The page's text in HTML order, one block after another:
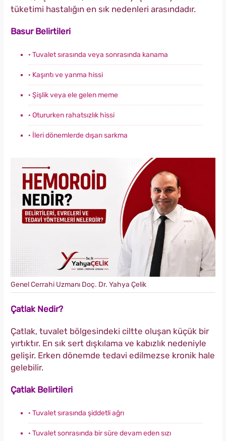
tüketimi hastalığın en sık nedenleri arasındadır.
Basur Belirtileri
· Tuvalet sırasında veya sonrasında kanama
· Kaşıntı ve yanma hissi
· Şişlik veya ele gelen meme
· Otururken rahatsızlık hissi
· İleri dönemlerde dışarı sarkma
Genel Cerrahi Uzmanı Doç. Dr. Yahya Çelik
Çatlak Nedir?
Çatlak, tuvalet bölgesindeki ciltte oluşan küçük bir
yırtıktır. En sık sert dışkılama ve kabızlık nedeniyle
gelişir. Erken dönemde tedavi edilmezse kronik hale
gelebilir.
Çatlak Belirtileri
· Tuvalet sırasında şiddetli ağrı
· Tuvalet sonrasında bir süre devam eden sızı